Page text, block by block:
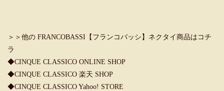
＞＞他の FRANCOBASSI【フランコバッシ】ネクタイ商品はコチ
ラ
◆CINQUE CLASSICO ONLINE SHOP
◆CINQUE CLASSICO 楽天 SHOP
◆CINQUE CLASSICO Yahoo! STORE